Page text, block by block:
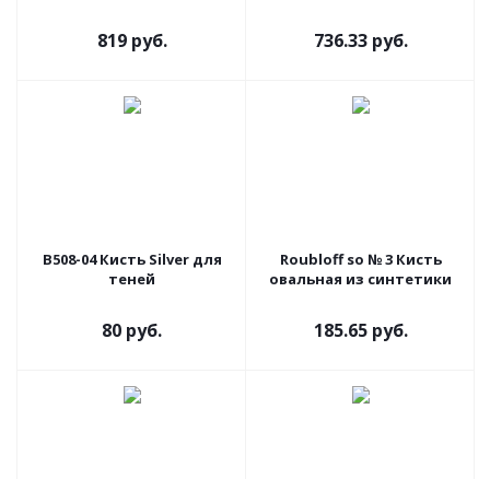
819 руб. 736.33 руб.
В508-04 Кисть Silver для
теней
80 руб.
Roubloff so № 3 Кисть
овальная из синтетики
185.65 руб.